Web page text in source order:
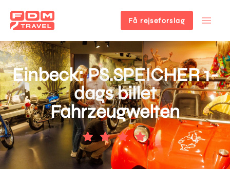
Gå
til
hovedindhold
Få rejseforslag
Einbeck: PS.SPEICHER 1-
dags billet
Fahrzeugwelten